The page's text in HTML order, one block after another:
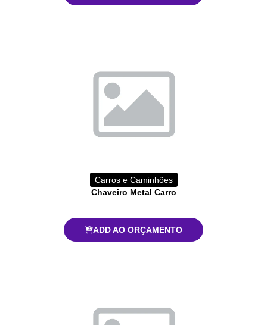
Carros e Caminhões
Chaveiro Metal Carro
ADD AO ORÇAMENTO